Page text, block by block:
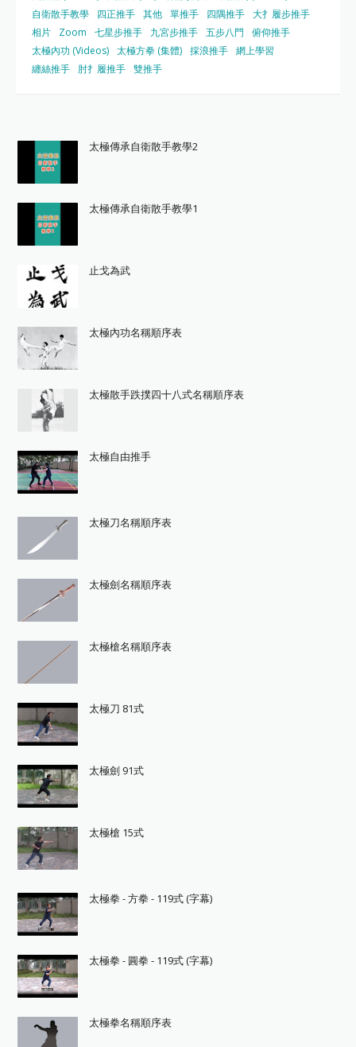
自衛散手教學
四正推手 其他 單推手 四隅推手 大扌履步推手
相片
Zoom 七星步推手 九宮步推手 五步八門
俯仰推手
太極內功 (Videos) 太極方拳 (集體) 採浪推手 網上學習
纏絲推手
肘扌履推手 雙推手
太極傳承自衛散手教學2
太極傳承自衛散手教學1
止戈為武
太極內功名稱順序表
太極散手跌撲四十八式名稱順序表
太極自由推手
太極刀名稱順序表
太極劍名稱順序表
太極槍名稱順序表
太極刀 81式
太極劍 91式
太極槍 15式
太極拳 - 方拳 - 119式 (字幕)
太極拳 - 圓拳 - 119式 (字幕)
太極拳名稱順序表